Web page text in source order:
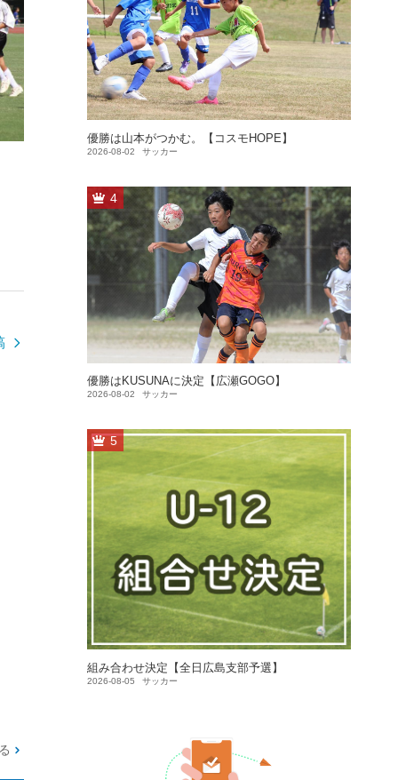
優勝は山本がつかむ。【コスモHOPE】
2026-08-02 サッカー
4
優勝はKUSUNAに決定【広瀬GOGO】
2026-08-02 サッカー
5
組み合わせ決定【全日広島支部予選】
2026-08-05 サッカー